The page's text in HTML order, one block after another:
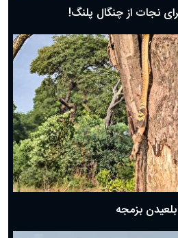
نجات از چنگال پلنگ!
بلعیدن بزمجه